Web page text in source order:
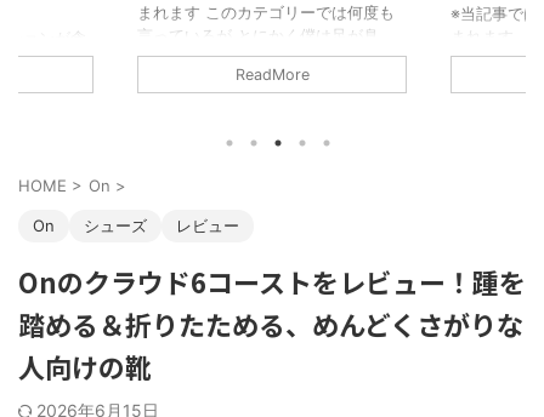
ョンが含
は落ちると
。 まさか
たんだ。
とで、
ったモノ
と紹介して
まれます このカテゴリーでは何度も
言っているが とにかく僕は足が臭
い。 東に足を向ければ臭さが一周し
て西から後頭部に当たるくらいだ。
さ～メガトン級の足の臭さまで色んな
すぎる問題を解決してくれた消臭アイ
ッズ７選！ 自分の足の臭さがメガト
ン級に近い人ほど、 ...
ReadMore
※当記事では
まれます
ウォーキン
ューズを選
グシューズ
OKだ。 ...
HOME > On >
On シューズ レビュー
Onのクラウド6コーストをレビュー！踵を
踏める＆折りたためる、めんどくさがりな
人向けの靴
2026年6月15日